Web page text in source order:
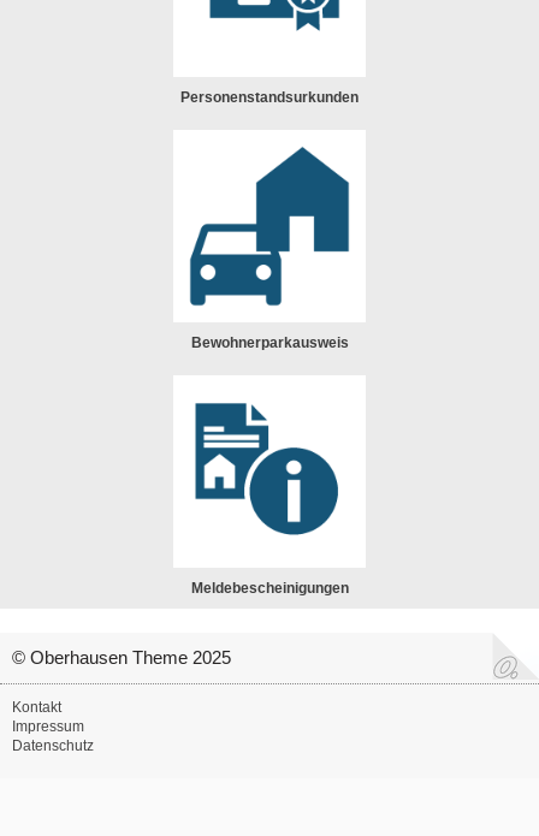
Personenstandsurkunden
Bewohnerparkausweis
Meldebescheinigungen
© Oberhausen Theme 2025
Kontakt
Impressum
Datenschutz